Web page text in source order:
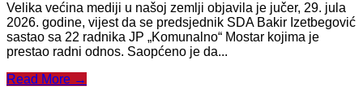
Velika većina mediji u našoj zemlji objavila je jučer, 29. jula
2026. godine, vijest da se predsjednik SDA Bakir Izetbegović
sastao sa 22 radnika JP „Komunalno“ Mostar kojima je
prestao radni odnos. Saopćeno je da...
Read More →